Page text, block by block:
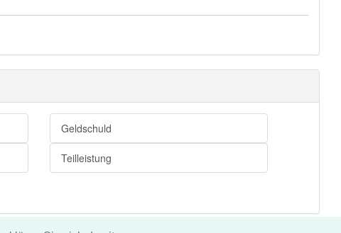
Geldschuld
Teilleistung